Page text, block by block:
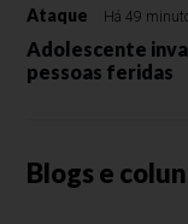
Ataque Há 49
Adolescente
pessoas feridas
Blogs e